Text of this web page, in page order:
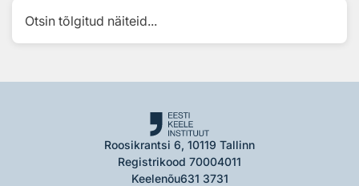
Otsin tõlgitud näiteid...
Roosikrantsi 6, 10119 Tallinn
Registrikood 70004011
Keelenõu631 3731